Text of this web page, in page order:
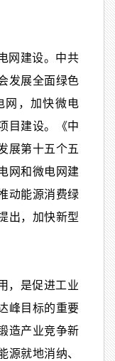
网建设。中共
发展全面绿色
网，加快微电
目建设。《中
展第十五个五
网和微电网建
动能源消费绿
出，加快新型
，是促进工业
峰目标的重要
造产业竞争新
源就地消纳、